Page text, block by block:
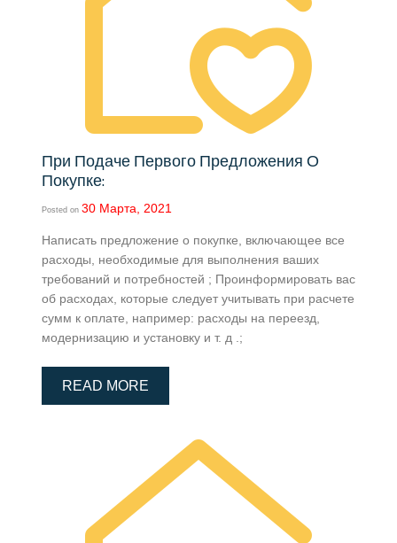
При Подаче Первого Предложения О
Покупке:
Posted on 30 Марта, 2021
Написать предложение о покупке, включающее все
расходы, необходимые для выполнения ваших
требований и потребностей ; Проинформировать вас
об расходах, которые следует учитывать при расчете
сумм к оплате, например: расходы на переезд,
модернизацию и установку и т. д .;
READ MORE